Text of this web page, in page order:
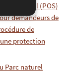
du sol (POS)
demandeurs de
de
protection
Parc naturel